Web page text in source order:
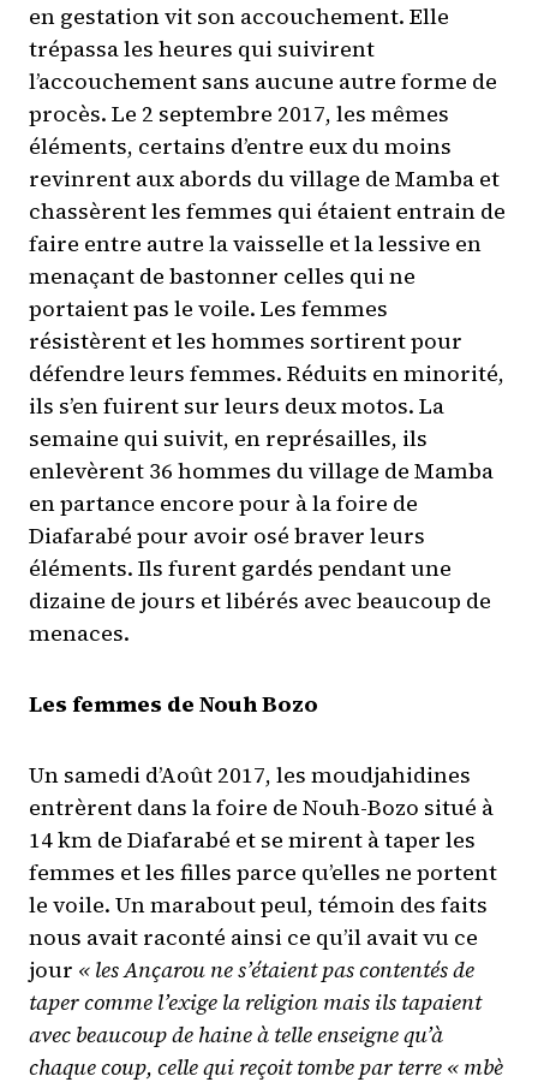
en gestation vit son accouchement. Elle
trépassa les heures qui suivirent
l’accouchement sans aucune autre forme de
procès. Le 2 septembre 2017, les mêmes
éléments, certains d’entre eux du moins
revinrent aux abords du village de Mamba et
chassèrent les femmes qui étaient entrain de
faire entre autre la vaisselle et la lessive en
menaçant de bastonner celles qui ne
portaient pas le voile. Les femmes
résistèrent et les hommes sortirent pour
défendre leurs femmes. Réduits en minorité,
ils s’en fuirent sur leurs deux motos. La
semaine qui suivit, en représailles, ils
enlevèrent 36 hommes du village de Mamba
en partance encore pour à la foire de
Diafarabé pour avoir osé braver leurs
éléments. Ils furent gardés pendant une
dizaine de jours et libérés avec beaucoup de
menaces.
Les femmes de Nouh Bozo
Un samedi d’Août 2017, les moudjahidines
entrèrent dans la foire de Nouh-Bozo situé à
14 km de Diafarabé et se mirent à taper les
femmes et les filles parce qu’elles ne portent
le voile. Un marabout peul, témoin des faits
nous avait raconté ainsi ce qu’il avait vu ce
jour « les Ançarou ne s’étaient pas contentés de
taper comme l’exige la religion mais ils tapaient
avec beaucoup de haine à telle enseigne qu’à
chaque coup, celle qui reçoit tombe par terre « mbè